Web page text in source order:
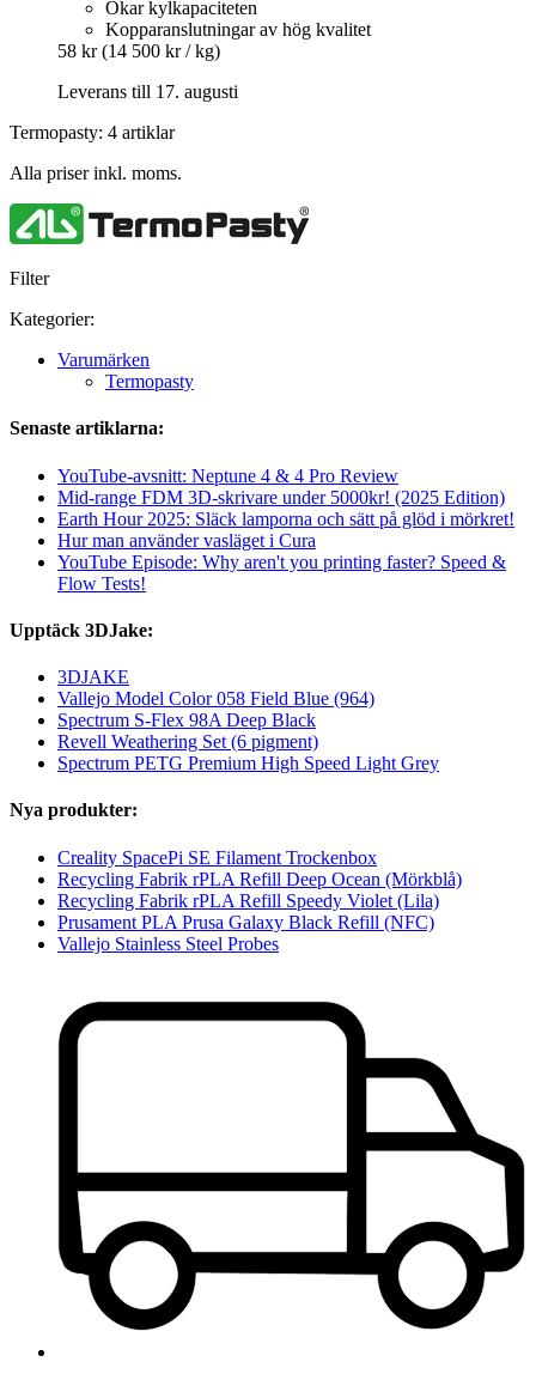
Ökar kylkapaciteten
Kopparanslutningar av hög kvalitet
58 kr (14 500 kr / kg)
Leverans till 17. augusti
Termopasty: 4 artiklar
Alla priser inkl. moms.
Filter
Kategorier:
Varumärken
Termopasty
Senaste artiklarna:
YouTube-avsnitt: Neptune 4 & 4 Pro Review
Mid-range FDM 3D-skrivare under 5000kr! (2025 Edition)
Earth Hour 2025: Släck lamporna och sätt på glöd i mörkret!
Hur man använder vasläget i Cura
YouTube Episode: Why aren't you printing faster? Speed &
Flow Tests!
Upptäck 3DJake:
3DJAKE
Vallejo Model Color 058 Field Blue (964)
Spectrum S-Flex 98A Deep Black
Revell Weathering Set (6 pigment)
Spectrum PETG Premium High Speed Light Grey
Nya produkter:
Creality SpacePi SE Filament Trockenbox
Recycling Fabrik rPLA Refill Deep Ocean (Mörkblå)
Recycling Fabrik rPLA Refill Speedy Violet (Lila)
Prusament PLA Prusa Galaxy Black Refill (NFC)
Vallejo Stainless Steel Probes